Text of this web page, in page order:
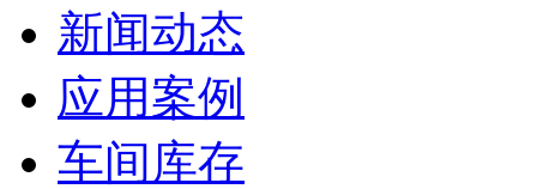
新闻动态
应用案例
车间库存